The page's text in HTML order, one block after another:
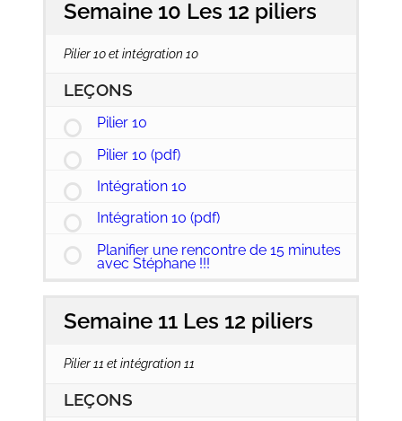
Semaine 10 Les 12 piliers
Pilier 10 et intégration 10
LEÇONS
Pilier 10
Pilier 10 (pdf)
Intégration 10
Intégration 10 (pdf)
Planifier une rencontre de 15 minutes
avec Stéphane !!!
Semaine 11 Les 12 piliers
Pilier 11 et intégration 11
LEÇONS